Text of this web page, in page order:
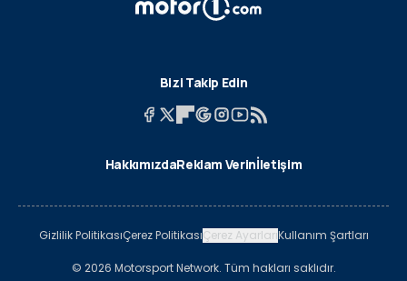
Bizi Takip Edin
HakkımızdaReklam Verinİletişim
Gizlilik PolitikasıÇerez PolitikasıÇerez AyarlarıKullanım Şartları
© 2026 Motorsport Network. Tüm hakları saklıdır.